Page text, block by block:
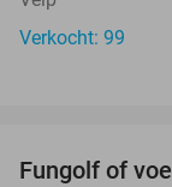
Verkocht: 99
Fungolf of